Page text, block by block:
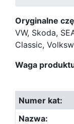
Oryginalne
VW, Skoda,
Classic,
Waga